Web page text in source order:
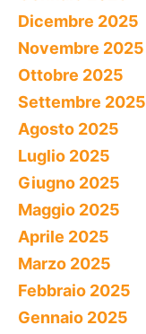
Dicembre 2025
Novembre 2025
Ottobre 2025
Settembre 2025
Agosto 2025
Luglio 2025
Giugno 2025
Maggio 2025
Aprile 2025
Marzo 2025
Febbraio 2025
Gennaio 2025